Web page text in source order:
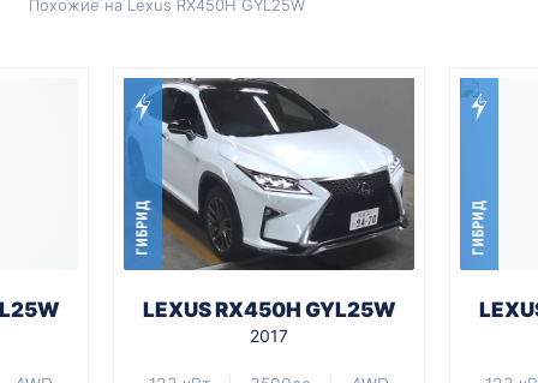
Похожие на Lexus RX450H GYL25W
ГИБРИД
LEXUS RX450H GYL25W
2017
ГИБРИД